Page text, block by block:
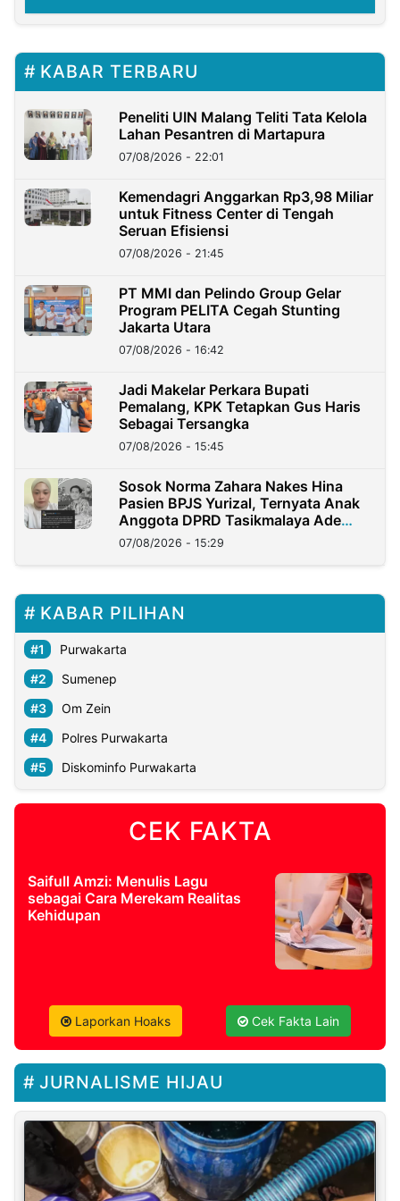
KABAR TERBARU
Peneliti UIN Malang Teliti Tata Kelola
Lahan Pesantren di Martapura
07/08/2026 - 22:01
Kemendagri Anggarkan Rp3,98 Miliar
untuk Fitness Center di Tengah
Seruan Efisiensi
07/08/2026 - 21:45
PT MMI dan Pelindo Group Gelar
Program PELITA Cegah Stunting
Jakarta Utara
07/08/2026 - 16:42
Jadi Makelar Perkara Bupati
Pemalang, KPK Tetapkan Gus Haris
Sebagai Tersangka
07/08/2026 - 15:45
Sosok Norma Zahara Nakes Hina
Pasien BPJS Yurizal, Ternyata Anak
Anggota DPRD Tasikmalaya Ade
Lukman
07/08/2026 - 15:29
KABAR PILIHAN
Purwakarta
Sumenep
Om Zein
Polres Purwakarta
Diskominfo Purwakarta
CEK FAKTA
Saifull Amzi: Menulis Lagu
sebagai Cara Merekam Realitas
Kehidupan
Laporkan Hoaks Cek Fakta Lain
JURNALISME HIJAU